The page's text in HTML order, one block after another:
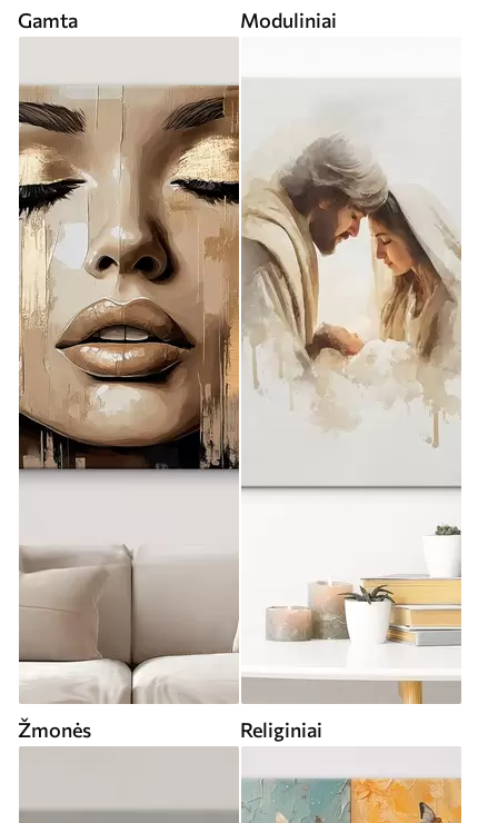
Gamta Moduliniai
Žmonės Religiniai